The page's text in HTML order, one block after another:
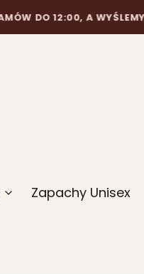
12:00, A WYŚLEMY
Zapachy Unisex